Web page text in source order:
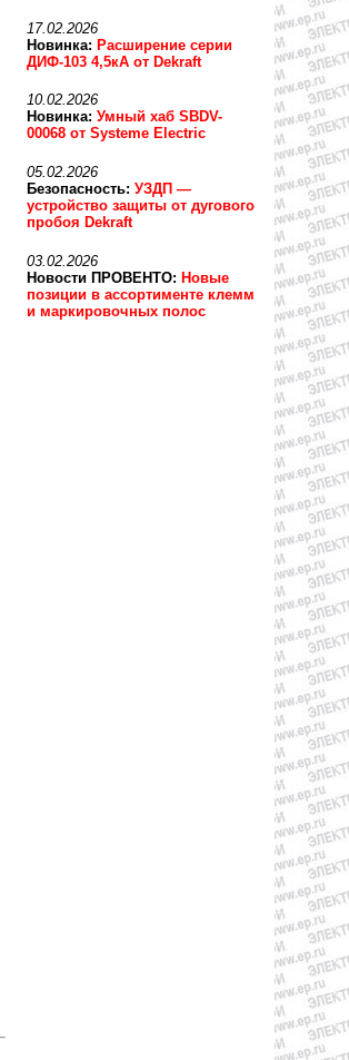
17.02.2026
Новинка: Расширение серии
ДИФ-103 4,5кА от Dekraft
10.02.2026
Новинка: Умный хаб SBDV-
00068 от Systeme Electric
05.02.2026
Безопасность: УЗДП —
устройство защиты от дугового
пробоя Dekraft
03.02.2026
Новости ПРОВЕНТО: Новые
позиции в ассортименте клемм
и маркировочных полос